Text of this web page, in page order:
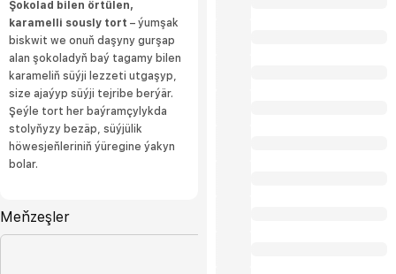
Şokolad bilen örtülen,
karamelli sously tort – ýumşak
biskwit we onuň daşyny gurşap
alan şokoladyň baý tagamy bilen
karameliň süýji lezzeti utgaşyp,
size ajaýyp süýji tejribe berýär.
Şeýle tort her baýramçylykda
stolyňyzy bezäp, süýjülik
höwesjeňleriniň ýüregine ýakyn
bolar.
Meňzeşler